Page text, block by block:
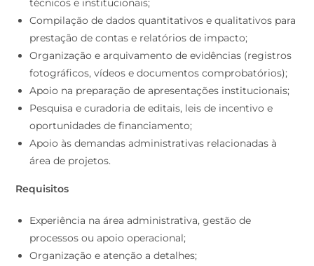
técnicos e institucionais;
Compilação de dados quantitativos e qualitativos para
prestação de contas e relatórios de impacto;
Organização e arquivamento de evidências (registros
fotográficos, vídeos e documentos comprobatórios);
Apoio na preparação de apresentações institucionais;
Pesquisa e curadoria de editais, leis de incentivo e
oportunidades de financiamento;
Apoio às demandas administrativas relacionadas à
área de projetos.
Requisitos
Experiência na área administrativa, gestão de
processos ou apoio operacional;
Organização e atenção a detalhes;